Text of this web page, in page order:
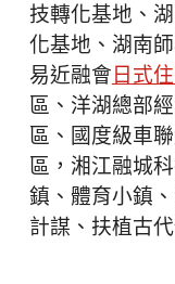
技轉化基地、
化基地、湖南
易近融會日式
區、洋湖總部
區、國度級車
區，湘江融城
鎮、體育小鎮
計謀、扶植古